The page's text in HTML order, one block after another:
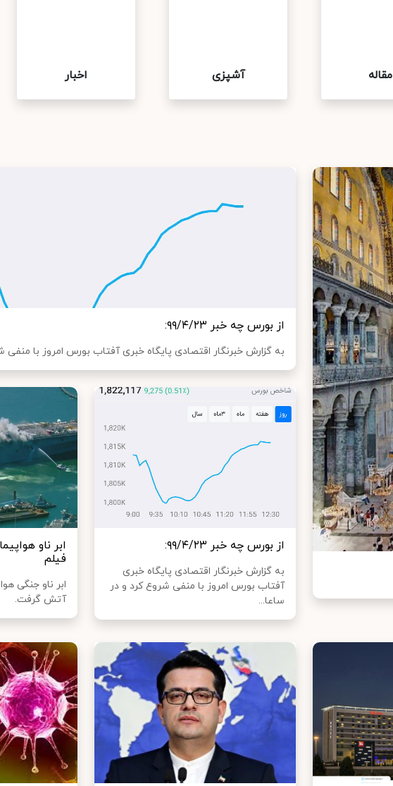
مقاله آشپزی اخبار
از بورس چه خبر ۹۹/۴/۲۳:
به گزارش خبرنگار اقتصادی پایگاه خبری آفتاب بورس امروز با منفی
از بورس چه خبر ۹۹/۴/۲۳:
به گزارش خبرنگار اقتصادی پایگاه خبری
آفتاب بورس امروز با منفی شروع کرد و در
ساعا...
ابر ناو
فیلم
ابر ناو جنگی
آتش گرفت.